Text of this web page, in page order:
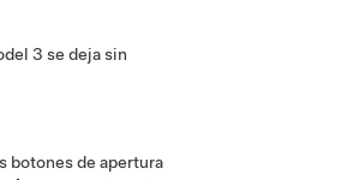
3 se deja sin
botones de apertura